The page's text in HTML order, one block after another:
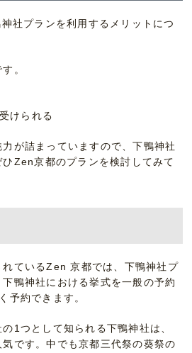
社プランを利用するメリットにつ
。
けられる
が詰まっていますので、下鴨神社
Zen京都のプランを検討してみて
ているZen 京都では、下鴨神社プ
鴨神社における挙式を一般の予約
予約できます。
1つとして知られる下鴨神社は、
です。中でも京都三代祭の葵祭の